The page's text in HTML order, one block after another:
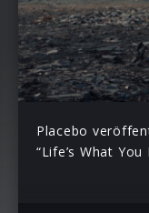
Placebo
“Life’s What You